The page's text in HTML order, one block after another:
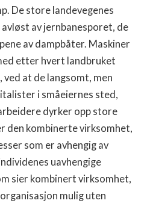
De store landevegenes
av jernbanesporet, de
av dampbåter. Maskiner
etter hvert landbruket
at de langsomt, men
i småeiernes sted,
dyrker opp store
den kombinerte virksomhet,
som er avhengig av
uavhengige
sier kombinert virksomhet,
mulig uten